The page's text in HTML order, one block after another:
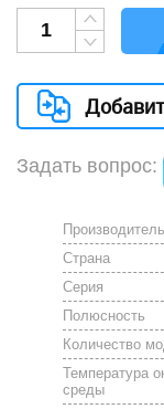
Задать вопрос:
Производитель
Страна
Серия
Полюсность
Количество
Температура
среды